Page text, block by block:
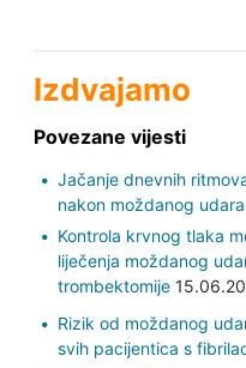
Izdvajamo
Povezane vijesti
Jačanje dnevnih
nakon moždanog udara
Kontrola krvnog tlaka
liječenja moždanog
trombektomije
Rizik od moždanog
svih pacijentica s